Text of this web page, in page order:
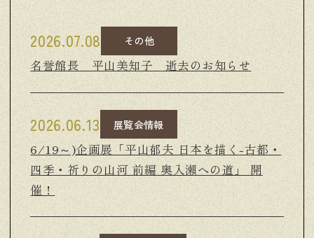
2026.07.08 その他
名誉館長 平山美知子 逝去のお知らせ
2026.06.13 展覧会情報
6/19～)企画展「平山郁夫 日本を描く-古都・
四季・祈りの山河 前編 奥入瀬への道」 開
催！